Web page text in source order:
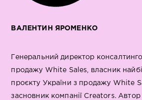
ВАЛЕНТИН ЯРОМЕНКО
Генеральний директор
продажу White Sales, власник
проєкту України з продажу White
засновник компанії Creators. Автор